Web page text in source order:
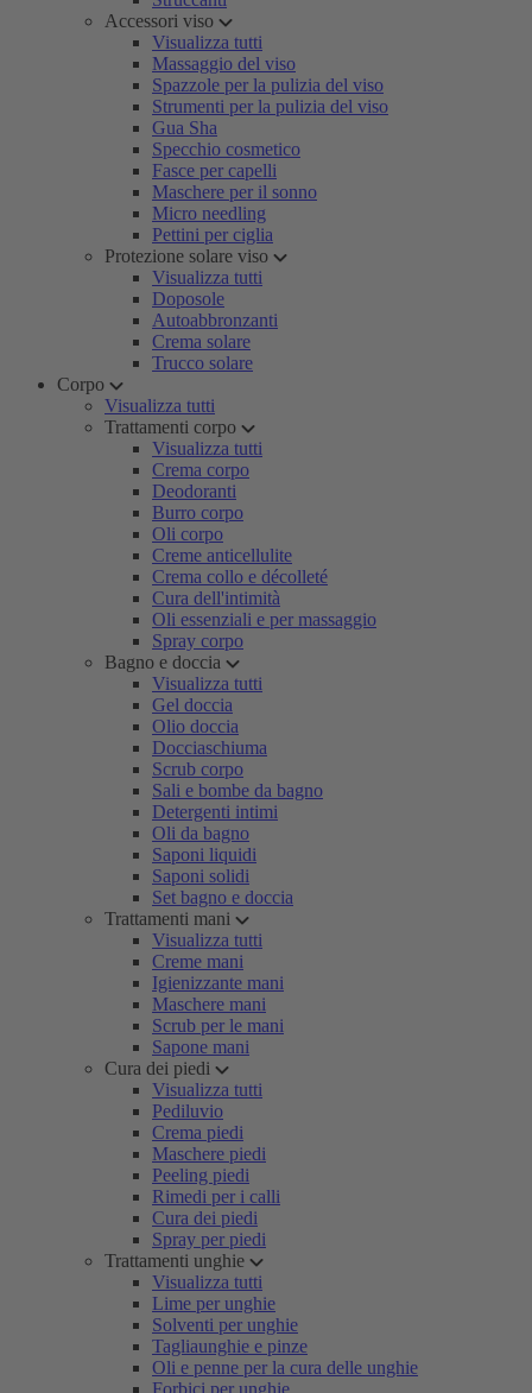
Accessori viso
Visualizza tutti
Massaggio del viso
Spazzole per la pulizia del viso
Strumenti per la pulizia del viso
Gua Sha
Specchio cosmetico
Fasce per capelli
Maschere per il sonno
Micro needling
Pettini per ciglia
Protezione solare viso
Visualizza tutti
Doposole
Autoabbronzanti
Crema solare
Trucco solare
Corpo
Visualizza tutti
Trattamenti corpo
Visualizza tutti
Crema corpo
Deodoranti
Burro corpo
Oli corpo
Creme anticellulite
Crema collo e décolleté
Cura dell'intimità
Oli essenziali e per massaggio
Spray corpo
Bagno e doccia
Visualizza tutti
Gel doccia
Olio doccia
Docciaschiuma
Scrub corpo
Sali e bombe da bagno
Detergenti intimi
Oli da bagno
Saponi liquidi
Saponi solidi
Set bagno e doccia
Trattamenti mani
Visualizza tutti
Creme mani
Igienizzante mani
Maschere mani
Scrub per le mani
Sapone mani
Cura dei piedi
Visualizza tutti
Pediluvio
Crema piedi
Maschere piedi
Peeling piedi
Rimedi per i calli
Cura dei piedi
Spray per piedi
Trattamenti unghie
Visualizza tutti
Lime per unghie
Solventi per unghie
Tagliaunghie e pinze
Oli e penne per la cura delle unghie
Forbici per unghie